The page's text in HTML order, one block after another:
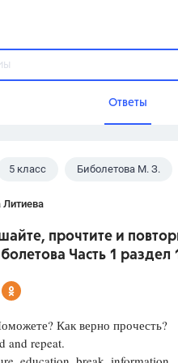
Ответы
5 класс Биболетова М. З.
Литиева
прочтите и
Часть 1
Как верно прочесть?
and repeat.